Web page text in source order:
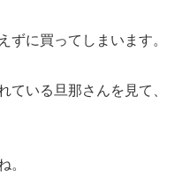
ずに買ってしまいます。
ている旦那さんを見て、
。